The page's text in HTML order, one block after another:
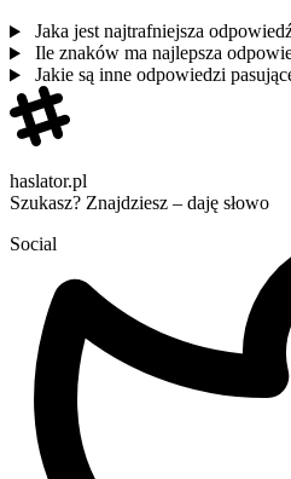
Jaka jest najtrafniejsza
Ile znaków ma najlepsza
Jakie są inne odpowiedzi
haslator.pl
Szukasz? Znajdziesz – daję słowo
Social